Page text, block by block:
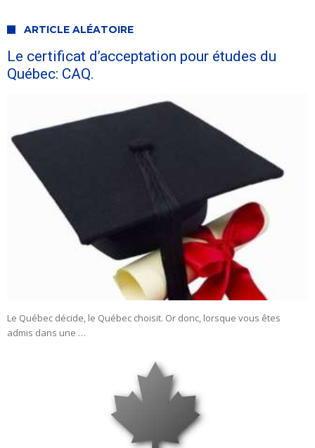
ARTICLE ALÉATOIRE
Le certificat d’acceptation pour études du
Québec: CAQ.
Le Québec décide, le Québec choisit. Or donc, lorsque vous êtes
admis dans une …